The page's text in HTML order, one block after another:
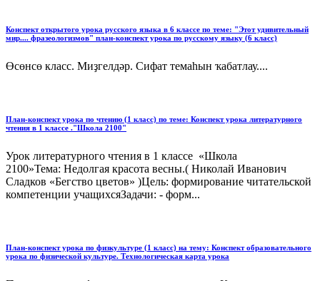
Конспект открытого урока русского языка в 6 классе по теме: "Этот удивительный
мир.... фразеологизмов" план-конспект урока по русскому языку (6 класс)
Өсөнсө класс. Миҙгелдәр. Сифат темаһын ҡабатлау....
План-конспект урока по чтению (1 класс) по теме: Конспект урока литературного
чтения в 1 классе ."Школа 2100"
Урок литературного чтения в 1 классе «Школа
2100»Тема: Недолгая красота весны.( Николай Иванович
Сладков «Бегство цветов» )Цель: формирование читательской
компетенции учащихсяЗадачи: - форм...
План-конспект урока по физкультуре (1 класс) на тему: Конспект образовательного
урока по физической культуре. Технологическая карта урока